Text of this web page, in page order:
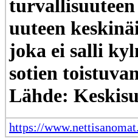
uuteen
joka ei salli
sotien
Lähde:
https://